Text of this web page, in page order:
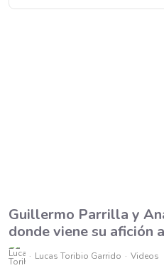
Guillermo Parrilla y
donde viene su afición
Lucas Toribio Garrido Videos